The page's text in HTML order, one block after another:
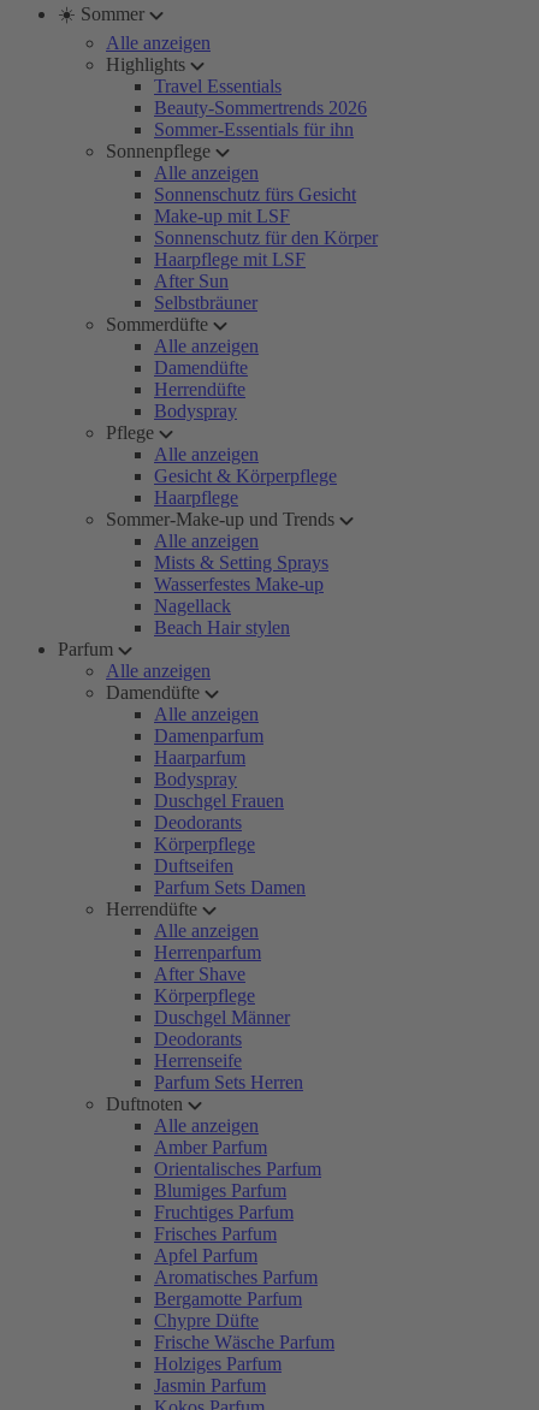
☀️ Sommer
Alle anzeigen
Highlights
Travel Essentials
Beauty-Sommertrends 2026
Sommer-Essentials für ihn
Sonnenpflege
Alle anzeigen
Sonnenschutz fürs Gesicht
Make-up mit LSF
Sonnenschutz für den Körper
Haarpflege mit LSF
After Sun
Selbstbräuner
Sommerdüfte
Alle anzeigen
Damendüfte
Herrendüfte
Bodyspray
Pflege
Alle anzeigen
Gesicht & Körperpflege
Haarpflege
Sommer-Make-up und Trends
Alle anzeigen
Mists & Setting Sprays
Wasserfestes Make-up
Nagellack
Beach Hair stylen
Parfum
Alle anzeigen
Damendüfte
Alle anzeigen
Damenparfum
Haarparfum
Bodyspray
Duschgel Frauen
Deodorants
Körperpflege
Duftseifen
Parfum Sets Damen
Herrendüfte
Alle anzeigen
Herrenparfum
After Shave
Körperpflege
Duschgel Männer
Deodorants
Herrenseife
Parfum Sets Herren
Duftnoten
Alle anzeigen
Amber Parfum
Orientalisches Parfum
Blumiges Parfum
Fruchtiges Parfum
Frisches Parfum
Apfel Parfum
Aromatisches Parfum
Bergamotte Parfum
Chypre Düfte
Frische Wäsche Parfum
Holziges Parfum
Jasmin Parfum